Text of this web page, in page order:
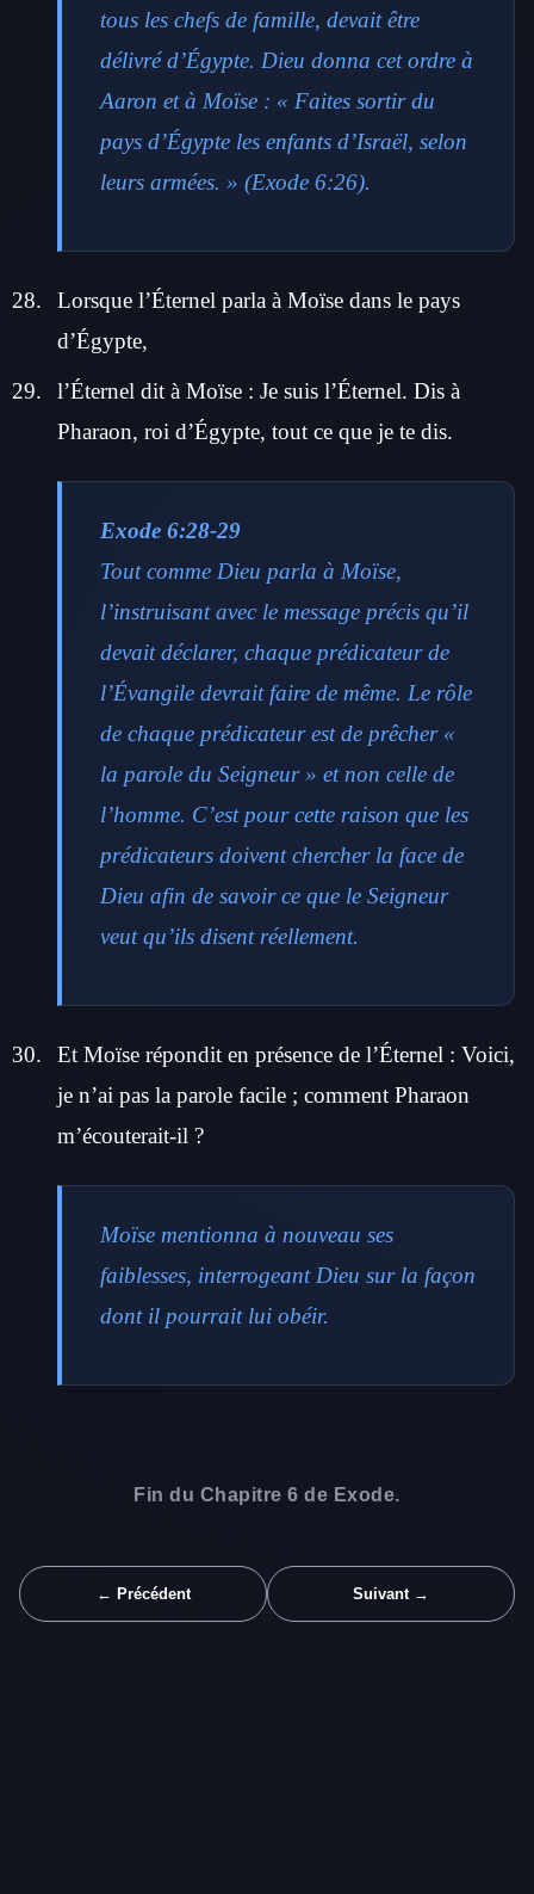
tous les chefs de famille, devait être
délivré d’Égypte. Dieu donna cet ordre à
Aaron et à Moïse : « Faites sortir du
pays d’Égypte les enfants d’Israël, selon
leurs armées. » (Exode 6:26).
Lorsque l’Éternel parla à Moïse dans le pays
d’Égypte,
l’Éternel dit à Moïse : Je suis l’Éternel. Dis à
Pharaon, roi d’Égypte, tout ce que je te dis.
Exode 6:28-29
Tout comme Dieu parla à Moïse,
l’instruisant avec le message précis qu’il
devait déclarer, chaque prédicateur de
l’Évangile devrait faire de même. Le rôle
de chaque prédicateur est de prêcher «
la parole du Seigneur » et non celle de
l’homme. C’est pour cette raison que les
prédicateurs doivent chercher la face de
Dieu afin de savoir ce que le Seigneur
veut qu’ils disent réellement.
Et Moïse répondit en présence de l’Éternel : Voici,
je n’ai pas la parole facile ; comment Pharaon
m’écouterait-il ?
Moïse mentionna à nouveau ses
faiblesses, interrogeant Dieu sur la façon
dont il pourrait lui obéir.
Fin du Chapitre 6 de Exode.
← Précédent Suivant →